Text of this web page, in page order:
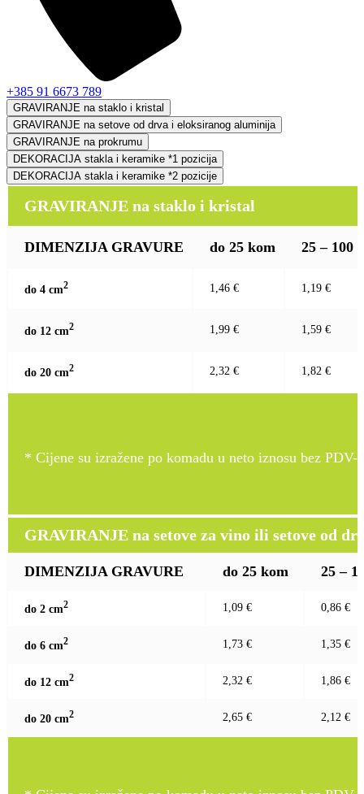
+385 91 6673 789
GRAVIRANJE na staklo i kristal
GRAVIRANJE na setove od drva i eloksiranog aluminija
GRAVIRANJE na prokrumu
DEKORACIJA stakla i keramike *1 pozicija
DEKORACIJA stakla i keramike *2 pozicije
GRAVIRANJE na staklo i kristal
DIMENZIJA GRAVURE do 25 kom 25 – 100
do 4 cm2 1,46 € 1,19 €
do 12 cm2 1,99 € 1,59 €
do 20 cm2 2,32 € 1,82 €
* Cijene su izražene po komadu u neto iznosu bez PDV-
GRAVIRANJE na setove za vino ili setove od
DIMENZIJA GRAVURE do 25 kom 25 –
do 2 cm2 1,09 € 0,86 €
do 6 cm2 1,73 € 1,35 €
do 12 cm2 2,32 € 1,86 €
do 20 cm2 2,65 € 2,12 €